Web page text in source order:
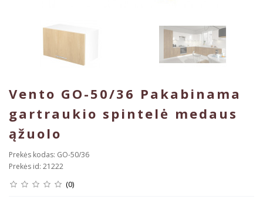
Vento GO-50/36 Pakabinama
gartraukio spintelė medaus
ąžuolo
Prekės kodas: GO-50/36
Prekės id: 21222
(0)